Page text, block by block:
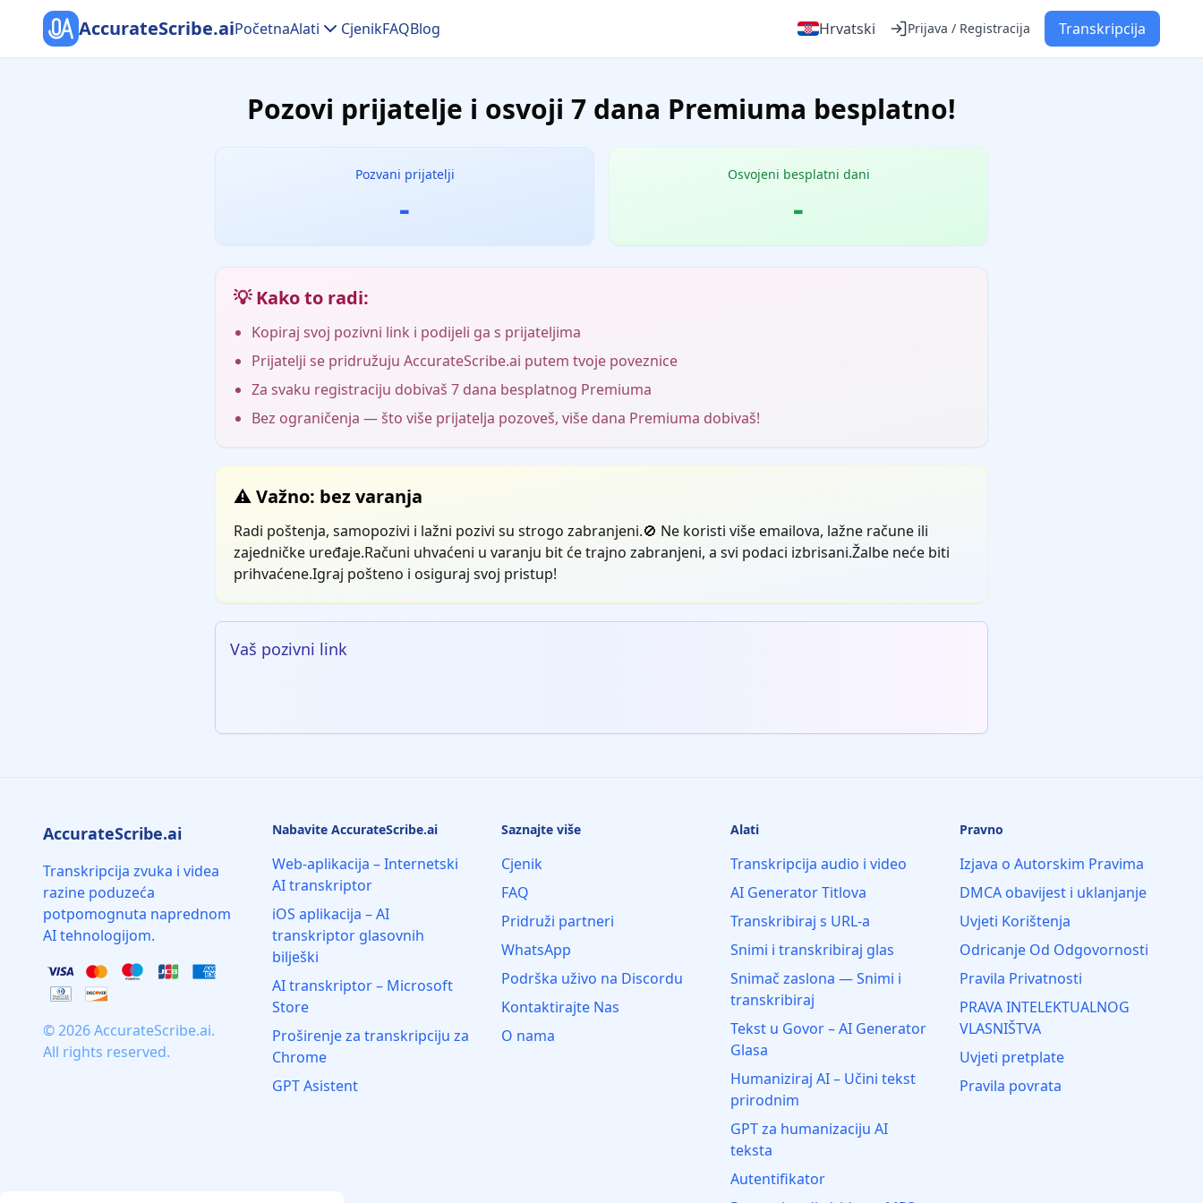
AccurateScribe.aiPočetnaAlati CjenikFAQBlog Hrvatski Prijava / Registracija Transkripcija
Pozovi prijatelje i osvoji 7 dana Premiuma besplatno!
Pozvani prijatelji
-
Osvojeni besplatni dani
-
💡 Kako to radi:
Kopiraj svoj pozivni link i podijeli ga s prijateljima
Prijatelji se pridružuju AccurateScribe.ai putem tvoje poveznice
Za svaku registraciju dobivaš 7 dana besplatnog Premiuma
Bez ograničenja — što više prijatelja pozoveš, više dana Premiuma dobivaš!
⚠️ Važno: bez varanja
Radi poštenja, samopozivi i lažni pozivi su strogo zabranjeni.🚫 Ne koristi više emailova, lažne račune ili
zajedničke uređaje.Računi uhvaćeni u varanju bit će trajno zabranjeni, a svi podaci izbrisani.Žalbe neće biti
prihvaćene.Igraj pošteno i osiguraj svoj pristup!
Vaš pozivni link
AccurateScribe.ai
Transkripcija zvuka i videa
razine poduzeća
potpomognuta naprednom
AI tehnologijom.
© 2026 AccurateScribe.ai.
All rights reserved.
Nabavite AccurateScribe.ai
Web-aplikacija – Internetski
AI transkriptor
iOS aplikacija – AI
transkriptor glasovnih
bilješki
AI transkriptor – Microsoft
Store
Proširenje za transkripciju za
Chrome
GPT Asistent
Saznajte više
Cjenik
FAQ
Pridruži partneri
WhatsApp
Podrška uživo na Discordu
Kontaktirajte Nas
O nama
Alati
Transkripcija audio i video
AI Generator Titlova
Transkribiraj s URL-a
Snimi i transkribiraj glas
Snimač zaslona — Snimi i
transkribiraj
Tekst u Govor – AI Generator
Glasa
Humaniziraj AI – Učini tekst
prirodnim
GPT za humanizaciju AI
teksta
Autentifikator
Pravno
Izjava o Autorskim Pravima
DMCA obavijest i uklanjanje
Uvjeti Korištenja
Odricanje Od Odgovornosti
Pravila Privatnosti
PRAVA INTELEKTUALNOG
VLASNIŠTVA
Uvjeti pretplate
Pravila povrata